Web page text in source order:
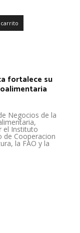
fortalece su
Negocios de la
el Instituto
de Cooperacion
la FAO y la